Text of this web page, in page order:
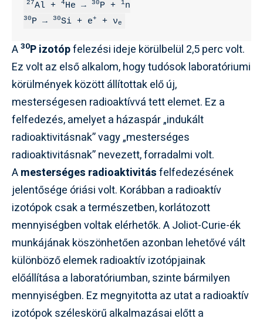
27Al + 4 He → 30 P + 1
30 P → 30Si + e+ + νe
A 30P izotópfelezési ideje körülbelül 2,5 perc volt.
Ez volt az első alkalom, hogy tudósok laboratóriumi
körülmények között állítottak elő új,
mesterségesen radioaktívvá tett elemet. Ez a
felfedezés, amelyet a házaspár „indukált
radioaktivitásnak” vagy „mesterséges
radioaktivitásnak” nevezett, forradalmi volt.
Amesterséges radioaktivitásfelfedezésének
jelentősége óriási volt. Korábban a radioaktív
izotópok csak a természetben, korlátozott
mennyiségben voltak elérhetők. A Joliot-Curie-ék
munkájának köszönhetően azonban lehetővé vált
különböző elemek radioaktív izotópjainak
előállítása a laboratóriumban, szinte bármilyen
mennyiségben. Ez megnyitotta az utat a radioaktív
izotópok széleskörű alkalmazásai előtt a